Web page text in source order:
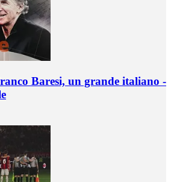
Baresi, un grande italiano -